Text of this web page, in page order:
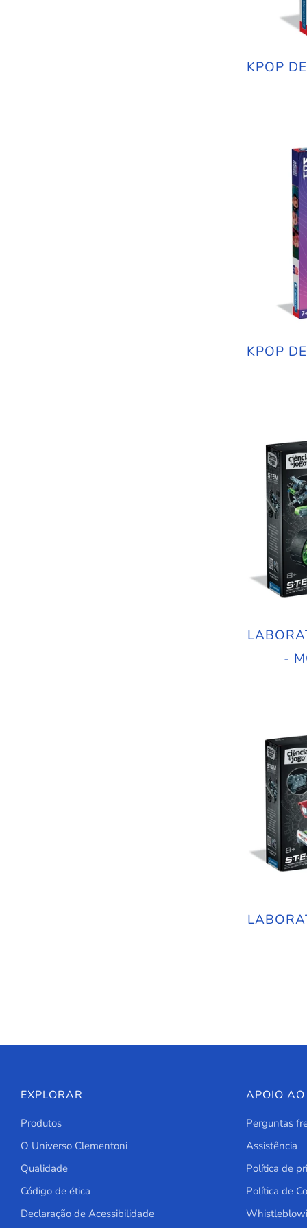
KPOP
KPOP
-
EXPLORAR
Produtos
O Universo Clementoni
Qualidade
Código de ética
Declaração de Acessibilidade
APOIO
Perguntas
Assistência
Política de
Política de